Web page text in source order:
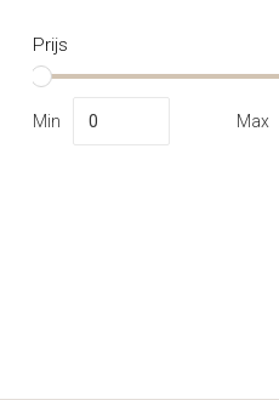
Prijs
Min Max